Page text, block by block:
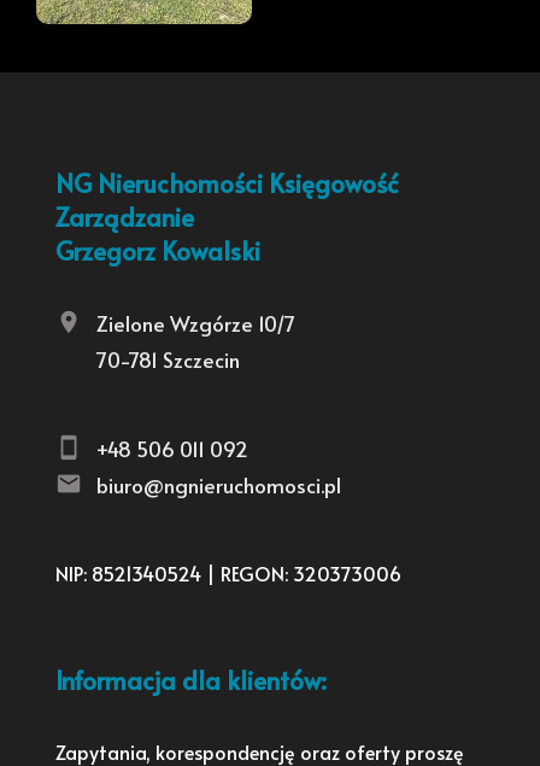
NG Nieruchomości Księgowość
Zarządzanie
Grzegorz Kowalski
Zielone Wzgórze 10/7
70-781 Szczecin
+48 506 011 092
biuro@ngnieruchomosci.pl
NIP: 8521340524 | REGON: 320373006
Informacja dla klientów:
Zapytania, korespondencję oraz oferty proszę